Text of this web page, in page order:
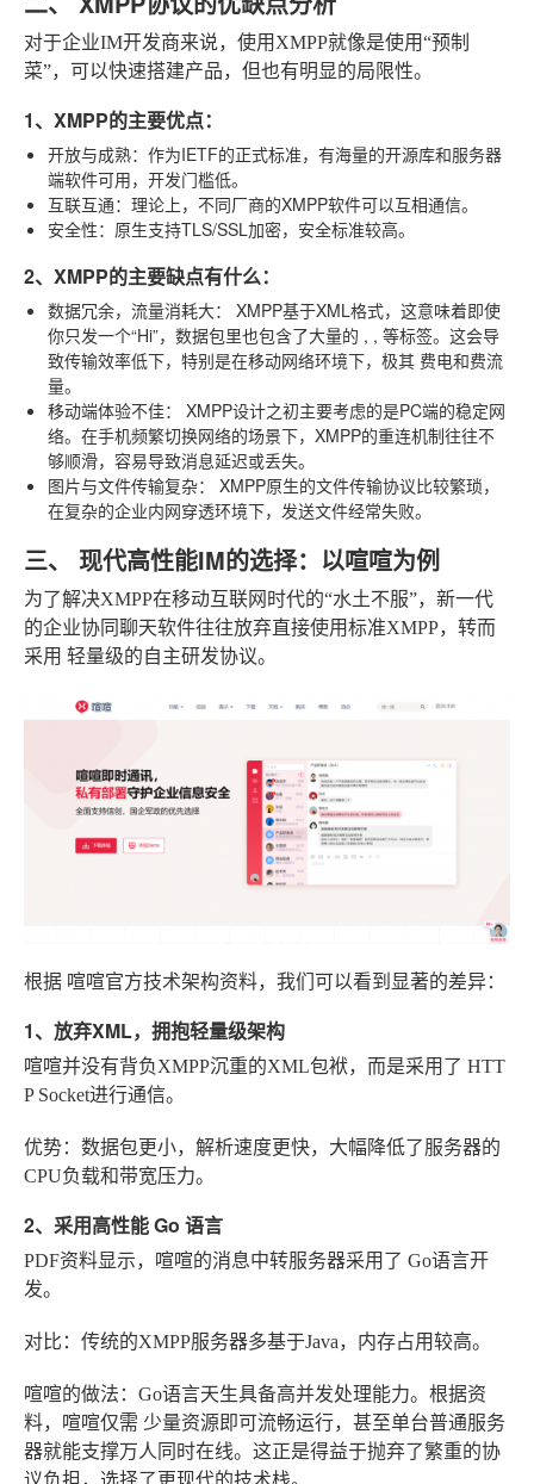
对于企业IM开发商来说，使用XMPP就像是使用“预制
菜”，可以快速搭建产品，但也有明显的局限性。
1、XMPP的主要优点：
开放与成熟：作为IETF的正式标准，有海量的开源库和服务器
端软件可用，开发门槛低。
互联互通：理论上，不同厂商的XMPP软件可以互相通信。
安全性：原生支持TLS/SSL加密，安全标准较高。
2、XMPP的主要缺点有什么：
数据冗余，流量消耗大： XMPP基于XML格式，这意味着即使
你只发一个“Hi”，数据包里也包含了大量的 , , 等标签。这会导
致传输效率低下，特别是在移动网络环境下，极其 费电和费流
量。
移动端体验不佳： XMPP设计之初主要考虑的是PC端的稳定网
络。在手机频繁切换网络的场景下，XMPP的重连机制往往不
够顺滑，容易导致消息延迟或丢失。
图片与文件传输复杂： XMPP原生的文件传输协议比较繁琐，
在复杂的企业内网穿透环境下，发送文件经常失败。
三、 现代高性能IM的选择：以喧喧为例
为了解决XMPP在移动互联网时代的“水土不服”，新一代
的企业协同聊天软件往往放弃直接使用标准XMPP，转而
采用 轻量级的自主研发协议。
根据 喧喧官方技术架构资料，我们可以看到显著的差异：
1、放弃XML，拥抱轻量级架构
喧喧并没有背负XMPP沉重的XML包袱，而是采用了 HTT
P Socket进行通信。
优势：数据包更小，解析速度更快，大幅降低了服务器的
CPU负载和带宽压力。
2、采用高性能 Go 语言
PDF资料显示，喧喧的消息中转服务器采用了 Go语言开
发。
对比 ：传统的XMPP服务器多基于Java，内存占用较高。
喧喧的做法 ：Go语言天生具备高并发处理能力。根据资
料，喧喧仅需 少量资源即可流畅运行，甚至单台普通服务
器就能支撑万人同时在线。这正是得益于抛弃了繁重的协